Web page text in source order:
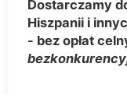
Dostarczamy
Hiszpanii i
- bez opłat